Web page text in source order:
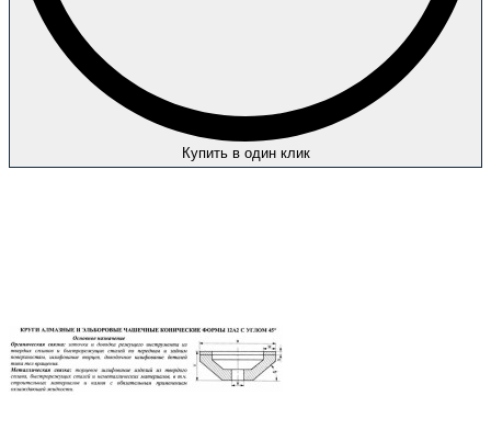
Купить в один клик